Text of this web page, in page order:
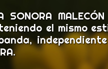
el mismo